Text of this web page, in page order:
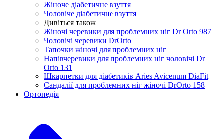
Жіноче діабетичне взуття
Чоловіче діабетичне взуття
Дивіться також
Жіночі черевики для проблемних ніг Dr Orto 987
Чоловічі черевики DrOrto
Тапочки жіночі для проблемних ніг
Напівчеревики для проблемних ніг чоловічі Dr
Orto 131
Шкарпетки для діабетиків Aries Avicenum DiaFit
Сандалії для проблемних ніг жіночі DrOrto 158
Ортопедія